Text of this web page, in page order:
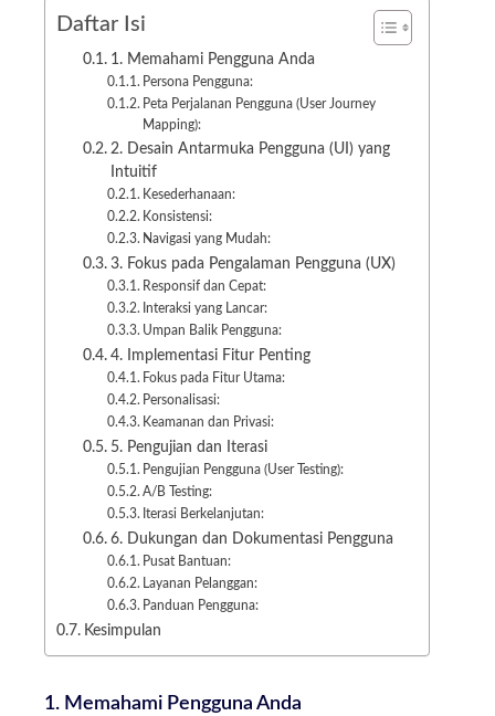
Daftar Isi
1. Memahami Pengguna Anda
Persona Pengguna:
Peta Perjalanan Pengguna (User Journey
Mapping):
2. Desain Antarmuka Pengguna (UI) yang
Intuitif
Kesederhanaan:
Konsistensi:
Navigasi yang Mudah:
3. Fokus pada Pengalaman Pengguna (UX)
Responsif dan Cepat:
Interaksi yang Lancar:
Umpan Balik Pengguna:
4. Implementasi Fitur Penting
Fokus pada Fitur Utama:
Personalisasi:
Keamanan dan Privasi:
5. Pengujian dan Iterasi
Pengujian Pengguna (User Testing):
A/B Testing:
Iterasi Berkelanjutan:
6. Dukungan dan Dokumentasi Pengguna
Pusat Bantuan:
Layanan Pelanggan:
Panduan Pengguna:
Kesimpulan
1. Memahami Pengguna Anda